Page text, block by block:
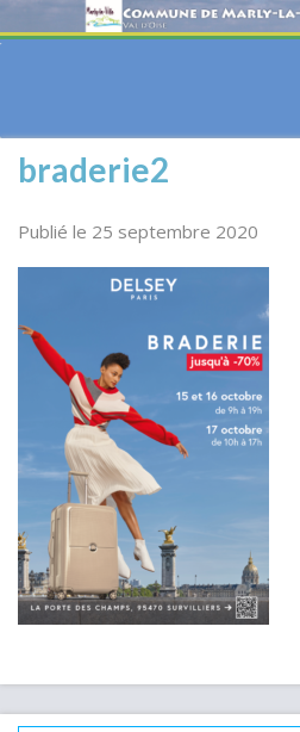
braderie2
Publié le 25 septembre 2020